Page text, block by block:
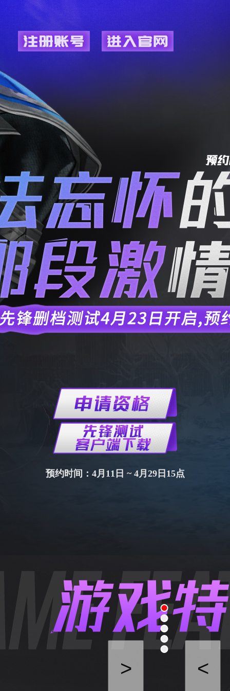
预约时间：4月11日 ~ 4月29日15点
<
>